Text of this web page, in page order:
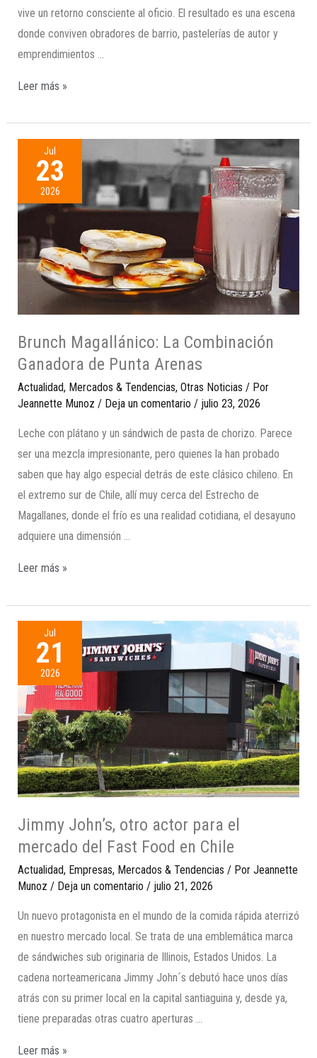
vive un retorno consciente al oficio. El resultado es una escena
donde conviven obradores de barrio, pastelerías de autor y
emprendimientos …
Leer más »
Jul
23
2026
Brunch Magallánico: La Combinación
Ganadora de Punta Arenas
Actualidad, Mercados & Tendencias, Otras Noticias / Por
Jeannette Munoz / Deja un comentario / julio 23, 2026
Leche con plátano y un sándwich de pasta de chorizo. Parece
ser una mezcla impresionante, pero quienes la han probado
saben que hay algo especial detrás de este clásico chileno. En
el extremo sur de Chile, allí muy cerca del Estrecho de
Magallanes, donde el frío es una realidad cotidiana, el desayuno
adquiere una dimensión …
Leer más »
Jul
21
2026
Jimmy John’s, otro actor para el
mercado del Fast Food en Chile
Actualidad, Empresas, Mercados & Tendencias / Por Jeannette
Munoz / Deja un comentario / julio 21, 2026
Un nuevo protagonista en el mundo de la comida rápida aterrizó
en nuestro mercado local. Se trata de una emblemática marca
de sándwiches sub originaria de Illinois, Estados Unidos. La
cadena norteamericana Jimmy John´s debutó hace unos días
atrás con su primer local en la capital santiaguina y, desde ya,
tiene preparadas otras cuatro aperturas …
Leer más »